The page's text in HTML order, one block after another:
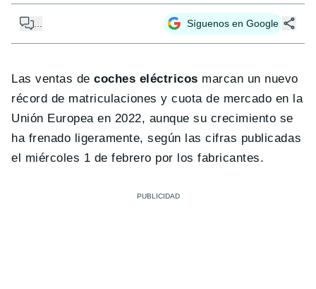
Síguenos en Google
Las ventas decoches eléctricos marcan un nuevo
récord de matriculaciones y cuota de mercado en la
Unión Europea en 2022, aunque su crecimiento se
ha frenado ligeramente, según las cifras publicadas
el miércoles 1 de febrero por los fabricantes.